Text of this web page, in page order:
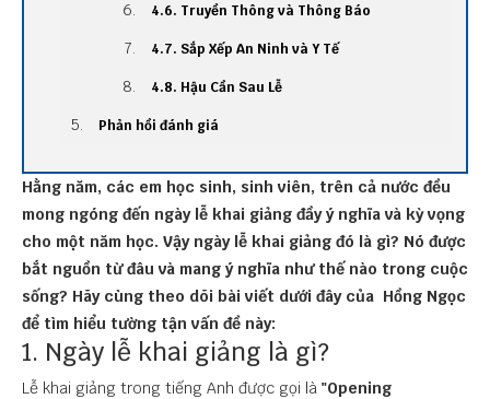
4.6. Truyền Thông và Thông Báo
4.7. Sắp Xếp An Ninh và Y Tế
4.8. Hậu Cần Sau Lễ
Phản hồi đánh giá
Hằng năm, các em học sinh, sinh viên, trên cả nước đều
mong ngóng đến ngày lễ khai giảng đầy ý nghĩa và kỳ vọng
cho một năm học. Vậy ngày lễ khai giảng đó là gì? Nó được
bắt nguồn từ đâu và mang ý nghĩa như thế nào trong cuộc
sống? Hãy cùng theo dõi bài viết dưới đây của Hồng Ngọc
để tìm hiểu tường tận vấn đề này:
1. Ngày lễ khai giảng là gì?
Lễ khai giảng trong tiếng Anh được gọi là "Opening